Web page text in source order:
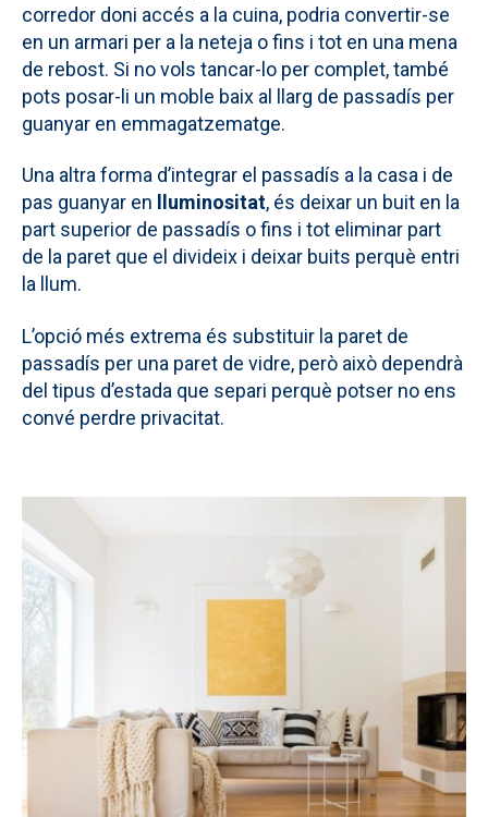
corredor doni accés a la cuina, podria convertir-se
en un armari per a la neteja o fins i tot en una mena
de rebost. Si no vols tancar-lo per complet, també
pots posar-li un moble baix al llarg de passadís per
guanyar en emmagatzematge.
Una altra forma d’integrar el passadís a la casa i de
pas guanyar en lluminositat, és deixar un buit en la
part superior de passadís o fins i tot eliminar part
de la paret que el divideix i deixar buits perquè entri
la llum.
L’opció més extrema és substituir la paret de
passadís per una paret de vidre, però això dependrà
del tipus d’estada que separi perquè potser no ens
convé perdre privacitat.